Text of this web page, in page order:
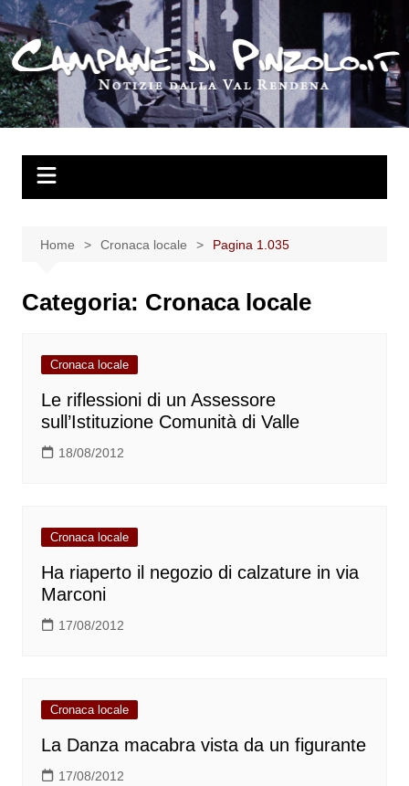
Salta
al
contenuto
Home Cronaca locale Pagina 1.035
Categoria: Cronaca locale
Cronaca locale
Le riflessioni di un Assessore
sull’Istituzione Comunità di Valle
18/08/2012
Cronaca locale
Ha riaperto il negozio di calzature in via
Marconi
17/08/2012
Cronaca locale
La Danza macabra vista da un figurante
17/08/2012